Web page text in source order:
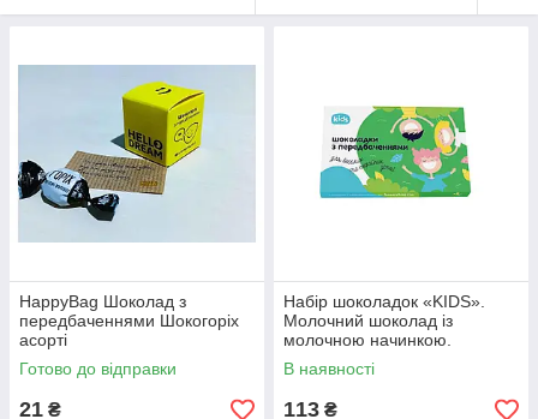
кожному покупцям, а різноманітні смаки та квіти допоможуть
У нашому інтернет магазині ви знайдете не тільки
, Але ще багато інших оригінальних солодощів:
шоколадні валенки, печиво з прогнозами і улюблені з
дитинства гумки Turbo і Love is.
HappyBag Шоколад з
передбаченнями Шокогоріх
асорті
Готово до відправки
21 ₴
Набір шоколадок «KIDS».
Молочний шоколад із
молочною начинкою.
В наявності
113 ₴